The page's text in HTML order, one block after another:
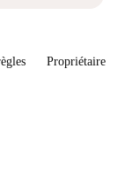
Propriétaire